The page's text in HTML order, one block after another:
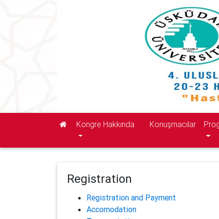
Kongre Hakkında Konuşmacılar
Registration
Registration and Payment
Accomodation